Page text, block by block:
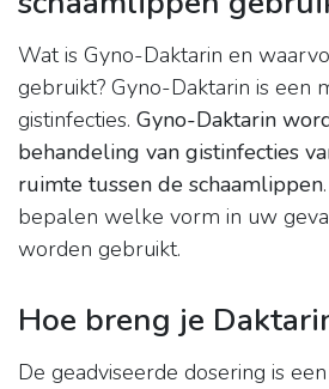
Wat is Gyno-Daktarin en
gebruikt? Gyno-Daktarin is een
gistinfecties. Gyno-Daktarin
behandeling van gistinfecties
ruimte tussen de schaamlippen
bepalen welke vorm in uw
worden gebruikt.
Hoe breng je
De geadviseerde dosering is